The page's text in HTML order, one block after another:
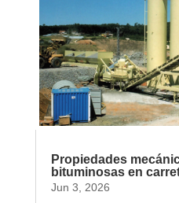
Propiedades
bituminosas en
Jun 3, 2026